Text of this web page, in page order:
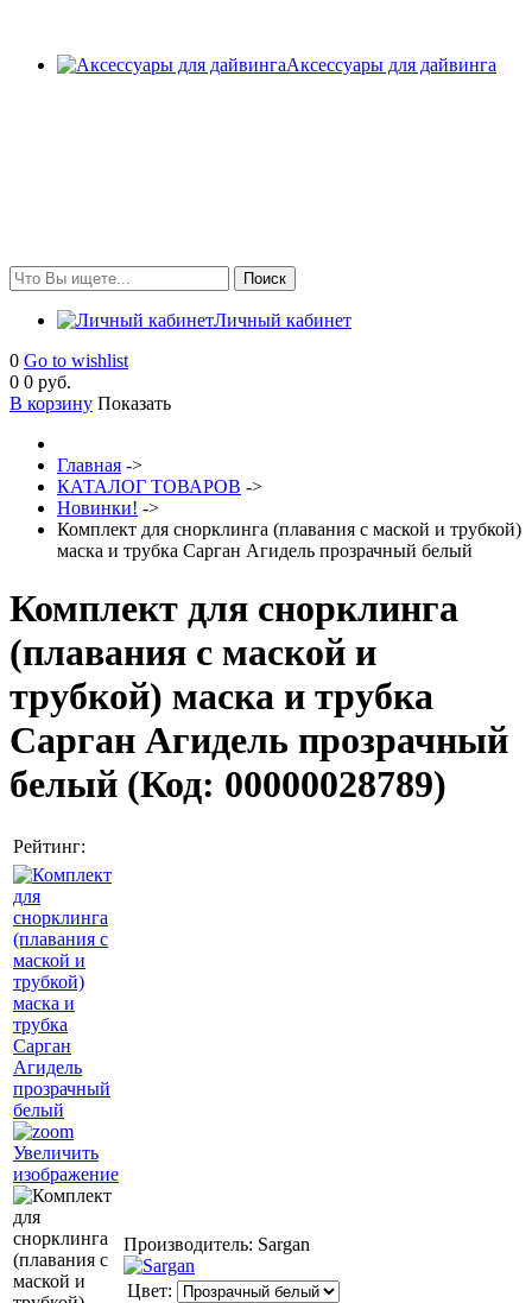
Аксессуары для дайвинга
Личный кабинет
0 Go to wishlist
0 0 руб.
В корзину Показать
Главная ->
КАТАЛОГ ТОВАРОВ ->
Новинки! ->
Комплект для снорклинга (плавания с маской и трубкой)
маска и трубка Сарган Агидель прозрачный белый
Комплект для снорклинга
(плавания с маской и
трубкой) маска и трубка
Сарган Агидель прозрачный
белый (Код: 00000028789)
Рейтинг:
Увеличить
изображение
Производитель: Sargan
Цвет: